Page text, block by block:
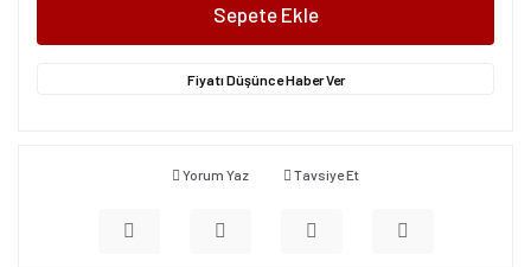
Sepete Ekle
Fiyatı Düşünce Haber Ver
Yorum Yaz Tavsiye Et